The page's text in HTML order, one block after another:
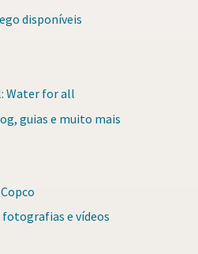
disponíveis
Water for all
guias e muito mais
fotografias e vídeos